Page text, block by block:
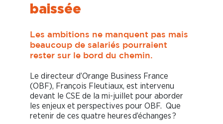
baissée
Les ambitions ne manquent pas mais
beaucoup de salariés pourraient
rester sur le bord du chemin.
Le directeur d’Orange Business France
(OBF), François Fleutiaux, est intervenu
devant le CSE de la mi-juillet pour aborder
les enjeux et perspectives pour OBF. Que
retenir de ces quatre heures d’échanges ?